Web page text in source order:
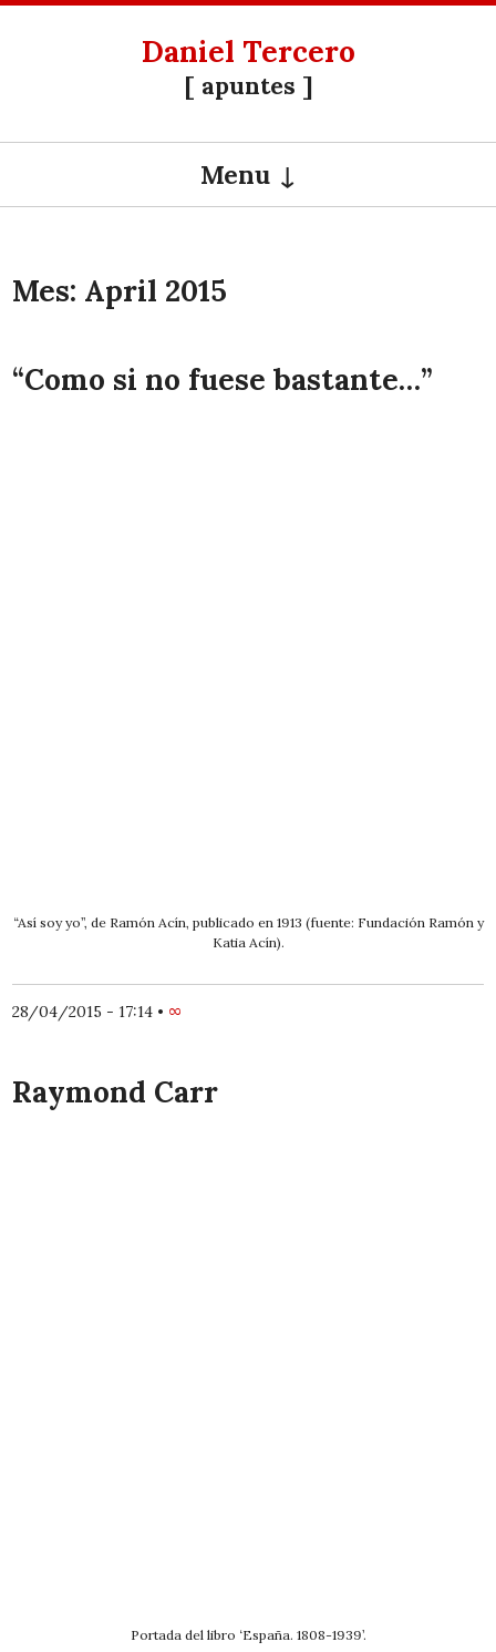
Daniel Tercero
[ apuntes ]
Menu
Mes: April 2015
“Como si no fuese bastante…”
“Así soy yo”, de Ramón Acín, publicado en 1913 (fuente: Fundación Ramón y
Katia Acín).
28/04/2015 - 17:14 • ∞
Raymond Carr
Portada del libro ‘España. 1808-1939’.